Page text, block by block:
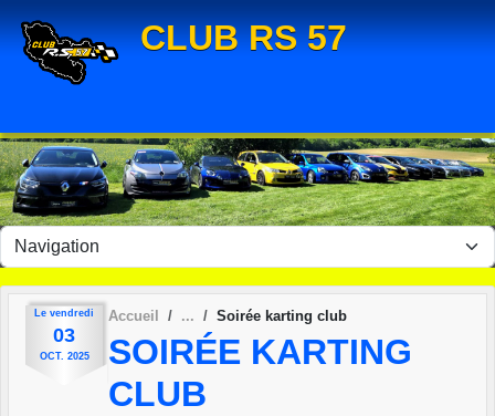
CLUB RS 57
Le vendredi
03
OCT. 2025
Accueil Soirée karting club
SOIRÉE KARTING
CLUB